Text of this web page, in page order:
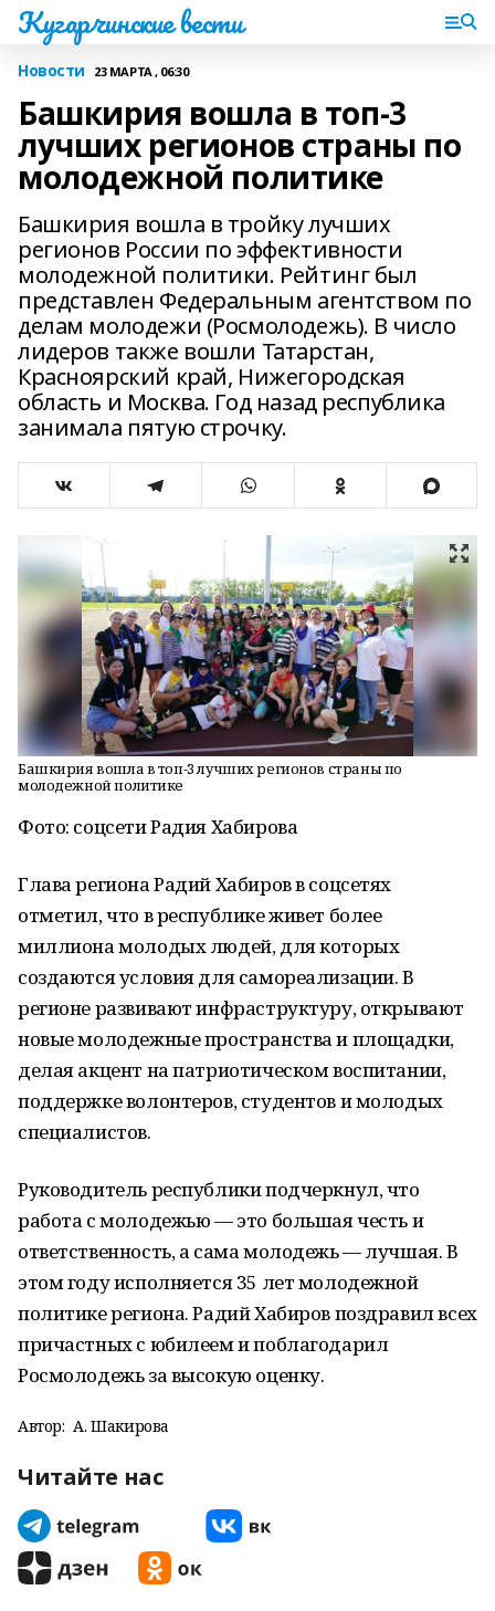
Кугарчинские вести
Новости 23 МАРТА , 06:30
Башкирия вошла в топ-3
лучших регионов страны по
молодежной политике
Башкирия вошла в тройку лучших
регионов России по эффективности
молодежной политики. Рейтинг был
представлен Федеральным агентством по
делам молодежи (Росмолодежь). В число
лидеров также вошли Татарстан,
Красноярский край, Нижегородская
область и Москва. Год назад республика
занимала пятую строчку.
Башкирия вошла в топ-3 лучших регионов страны по
молодежной политике
Фото: соцсети Радия Хабирова
Глава региона Радий Хабиров в соцсетях
отметил, что в республике живет более
миллиона молодых людей, для которых
создаются условия для самореализации. В
регионе развивают инфраструктуру, открывают
новые молодежные пространства и площадки,
делая акцент на патриотическом воспитании,
поддержке волонтеров, студентов и молодых
специалистов.
Руководитель республики подчеркнул, что
работа с молодежью — это большая честь и
ответственность, а сама молодежь — лучшая. В
этом году исполняется 35 лет молодежной
политике региона. Радий Хабиров поздравил всех
причастных с юбилеем и поблагодарил
Росмолодежь за высокую оценку.
Автор: А. Шакирова
Читайте нас